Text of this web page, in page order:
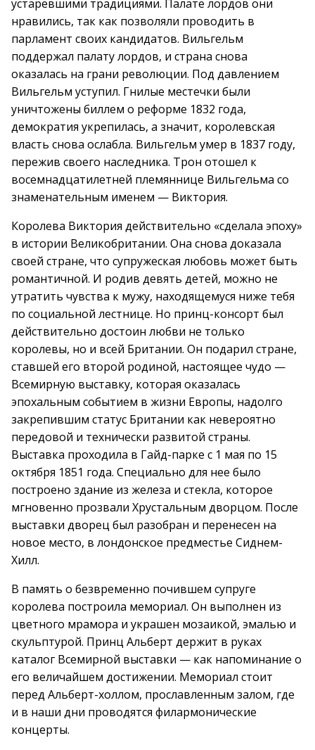
устаревшими традициями. Палате лордов они
нравились, так как позволяли проводить в
парламент своих кандидатов. Вильгельм
поддержал палату лордов, и страна снова
оказалась на грани революции. Под давлением
Вильгельм уступил. Гнилые местечки были
уничтожены биллем о реформе 1832 года,
демократия укрепилась, а значит, королевская
власть снова ослабла. Вильгельм умер в 1837 году,
пережив своего наследника. Трон отошел к
восемнадцатилетней племяннице Вильгельма со
знаменательным именем — Виктория.
Королева Виктория действительно «сделала эпоху»
в истории Великобритании. Она снова доказала
своей стране, что супружеская любовь может быть
романтичной. И родив девять детей, можно не
утратить чувства к мужу, находящемуся ниже тебя
по социальной лестнице. Но принц-консорт был
действительно достоин любви не только
королевы, но и всей Британии. Он подарил стране,
ставшей его второй родиной, настоящее чудо —
Всемирную выставку, которая оказалась
эпохальным событием в жизни Европы, надолго
закрепившим статус Британии как невероятно
передовой и технически развитой страны.
Выставка проходила в Гайд-парке с 1 мая по 15
октября 1851 года. Специально для нее было
построено здание из железа и стекла, которое
мгновенно прозвали Хрустальным дворцом. После
выставки дворец был разобран и перенесен на
новое место, в лондонское предместье Сиднем-
Хилл.
В память о безвременно почившем супруге
королева построила мемориал. Он выполнен из
цветного мрамора и украшен мозаикой, эмалью и
скульптурой. Принц Альберт держит в руках
каталог Всемирной выставки — как напоминание о
его величайшем достижении. Мемориал стоит
перед Альберт-холлом, прославленным залом, где
и в наши дни проводятся филармонические
концерты.